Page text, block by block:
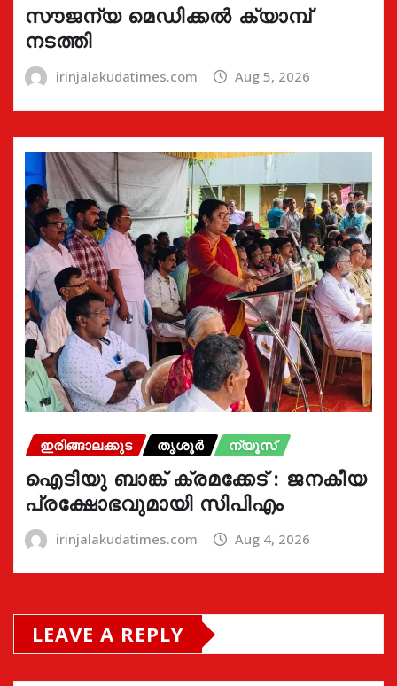
സൗജന്യ മെഡിക്കൽ ക്യാമ്പ്
നടത്തി
irinjalakudatimes.com Aug 5, 2026
ഇരിങ്ങാലക്കുട തൃശൂർ ന്യൂസ്
ഐടിയു ബാങ്ക് ക്രമക്കേട് : ജനകീയ
പ്രക്ഷോഭവുമായി സിപിഎം
irinjalakudatimes.com Aug 4, 2026
LEAVE A REPLY